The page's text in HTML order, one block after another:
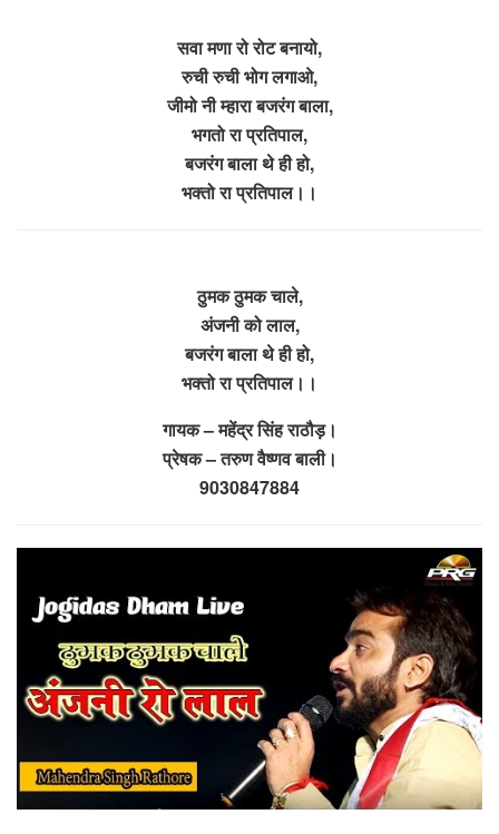
सवा मणा रो रोट बनायो,
रुची रुची भोग लगाओ,
जीमो नी म्हारा बजरंग बाला,
भगतो रा प्रतिपाल,
बजरंग बाला थे ही हो,
भक्तो रा प्रतिपाल।।
ठुमक ठुमक चाले,
अंजनी को लाल,
बजरंग बाला थे ही हो,
भक्तो रा प्रतिपाल।।
गायक – महेंद्र सिंह राठौड़।
प्रेषक – तरुण वैष्णव बाली।
9030847884